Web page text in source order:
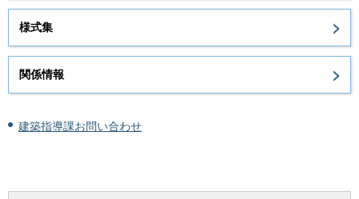
様式集
関係情報
建築指導課お問い合わせ